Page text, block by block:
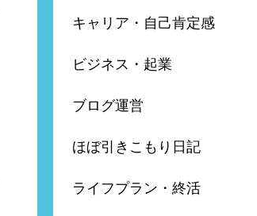
キャリア・自己肯定感
ビジネス・起業
ブログ運営
ほぼ引きこもり日記
ライフプラン・終活